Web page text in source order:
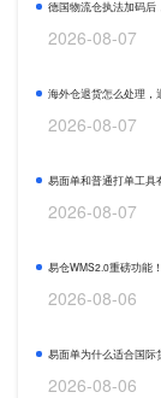
德国物流仓执法加码后
2026-08-07
海外仓退货怎么处理，
2026-08-07
易面单和普通打单工具
2026-08-07
易仓WMS2.0重磅功能
2026-08-06
易面单为什么适合国际
2026-08-06